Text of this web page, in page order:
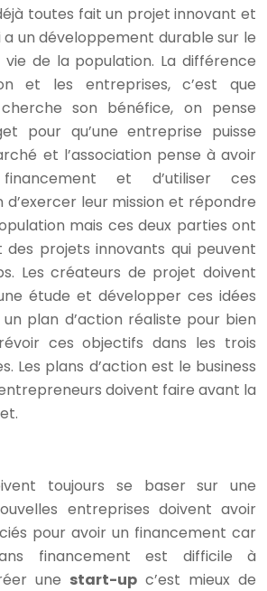
toutes fait un projet innovant et
a un développement durable sur le
de la population. La différence
et les entreprises, c’est que
son bénéfice, on pense
pour qu’une entreprise puisse
et l’association pense à avoir
et d’utiliser ces
leur mission et répondre
mais ces deux parties ont
projets innovants qui peuvent
Les créateurs de projet doivent
étude et développer ces idées
plan d’action réaliste pour bien
ces objectifs dans les trois
Les plans d’action est le business
doivent faire avant la
toujours se baser sur une
entreprises doivent avoir
pour avoir un financement car
financement est difficile à
une start-up c’est mieux de